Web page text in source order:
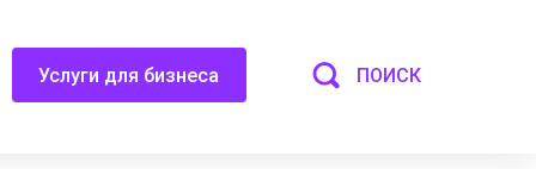
Услуги для бизнеса ПОИСК